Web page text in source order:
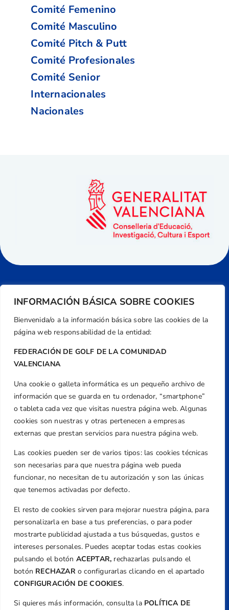
INFORMACIÓN BÁSICA SOBRE COOKIES
Bienvenida/o a la información básica sobre las cookies de la
página web responsabilidad de la entidad:
FEDERACIÓN DE GOLF DE LA COMUNIDAD
VALENCIANA
Una cookie o galleta informática es un pequeño archivo de
información que se guarda en tu ordenador, “smartphone”
o tableta cada vez que visitas nuestra página web. Algunas
cookies son nuestras y otras pertenecen a empresas
externas que prestan servicios para nuestra página web.
Las cookies pueden ser de varios tipos: las cookies técnicas
son necesarias para que nuestra página web pueda
funcionar, no necesitan de tu autorización y son las únicas
que tenemos activadas por defecto.
El resto de cookies sirven para mejorar nuestra página, para
personalizarla en base a tus preferencias, o para poder
mostrarte publicidad ajustada a tus búsquedas, gustos e
intereses personales. Puedes aceptar todas estas cookies
pulsando el botón ACEPTAR, rechazarlas pulsando el
botón RECHAZARo configurarlas clicando en el apartado
CONFIGURACIÓN DE COOKIES.
Si quieres más información, consulta la POLÍTICA DE
Comité Femenino
Comité Masculino
Comité Pitch & Putt
Comité Profesionales
Comité Senior
Internacionales
Nacionales
Dirección
Centre de L´Esport, Carrer d'Isaac Peral i
Caballero, Nº 5, Despachos 2 y 3, 46980,
Valencia
Teléfono
+34 961 367 799
Email
federacion@golfcv.com
Aviso Legal
Política de Privacidad
Transparencia
Normativa
Federación